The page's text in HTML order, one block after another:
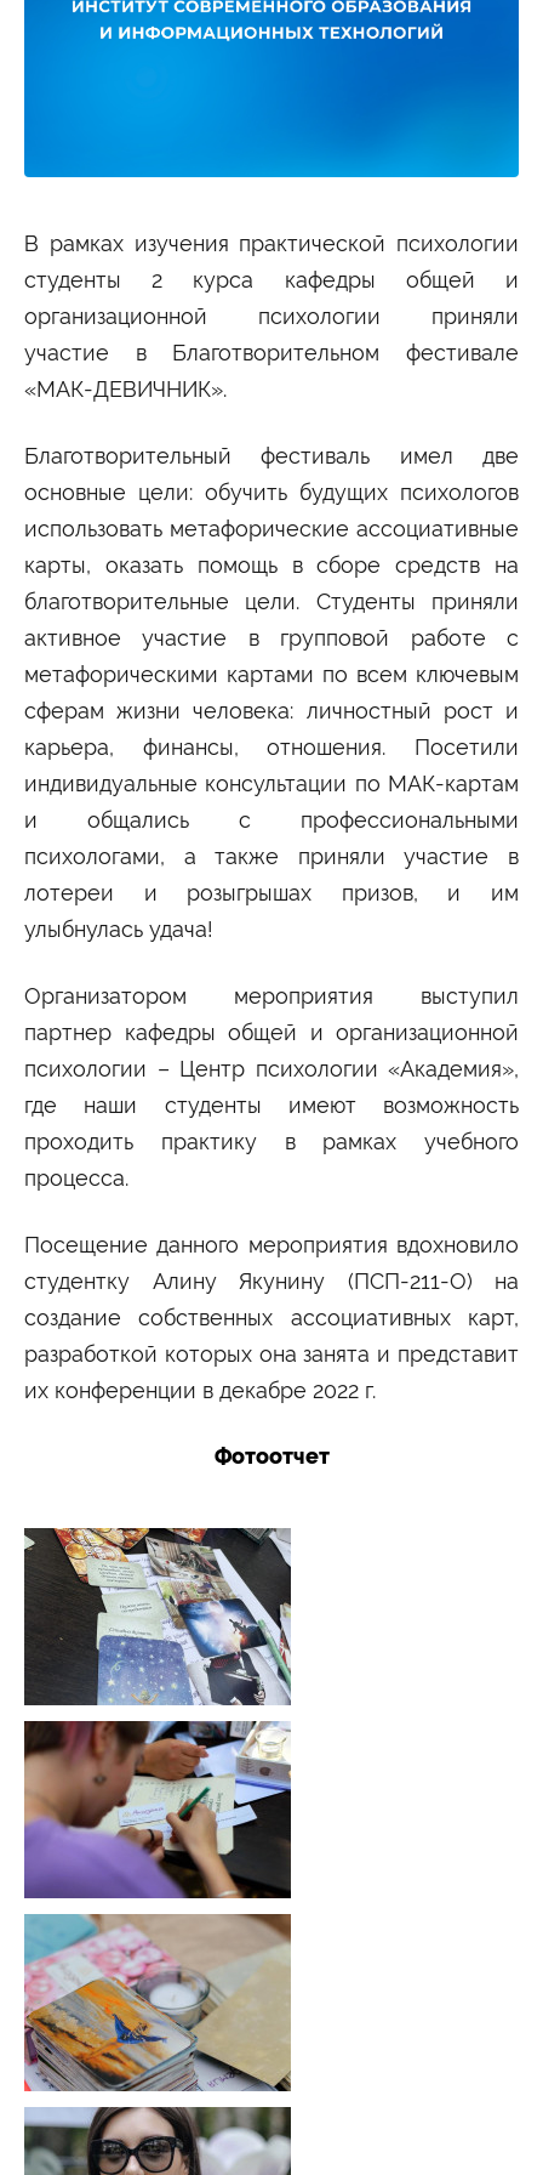
Студенту
Фотогалерея
Второе высшее
Формы обучения
Очная форма обучения
Очно-заочная форма обучения
Мероприятия
Дни открытых дверей
Выездные студенческие мероприятия
Контакты
Администрация
+7 (495) 795-00-11
Приёмная комиссия
Подписаться на нас

Министерство науки и высшего образования
Министерство просвещения Российской
Федерации
Сведения об образовательной организации
В рамках изучения практической психологии
студенты 2 курса кафедры общей и
организационной психологии приняли
участие в Благотворительном фестивале
«МАК-ДЕВИЧНИК».
Благотворительный фестиваль имел две
основные цели: обучить будущих психологов
использовать метафорические ассоциативные
карты, оказать помощь в сборе средств на
благотворительные цели. Студенты приняли
активное участие в групповой работе с
метафорическими картами по всем ключевым
сферам жизни человека: личностный рост и
карьера, финансы, отношения. Посетили
индивидуальные консультации по МАК-картам
и общались с профессиональными
психологами, а также приняли участие в
лотереи и розыгрышах призов, и им
улыбнулась удача!
Организатором мероприятия выступил
партнер кафедры общей и организационной
психологии – Центр психологии «Академия»,
где наши студенты имеют возможность
проходить практику в рамках учебного
процесса.
Посещение данного мероприятия вдохновило
студентку Алину Якунину (ПСП-211-О) на
создание собственных ассоциативных карт,
разработкой которых она занята и представит
их конференции в декабре 2022 г.
Фотоотчет